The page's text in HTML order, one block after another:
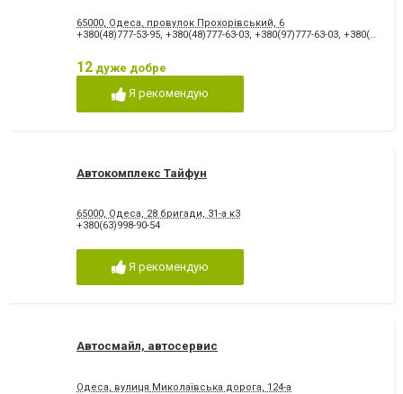
65000, Одеса, провулок Прохорівський, 6
+380(48)777-53-95, +380(48)777-63-03, +380(97)777-63-03, +380(73)777-53-95
12 дуже добре
Я рекомендую
Автокомплекс Тайфун
65000, Одеса, 28 бригади, 31-а к3
+380(63)998-90-54
Я рекомендую
Автосмайл, автосервис
Одеса, вулиця Миколаївська дорога, 124-а